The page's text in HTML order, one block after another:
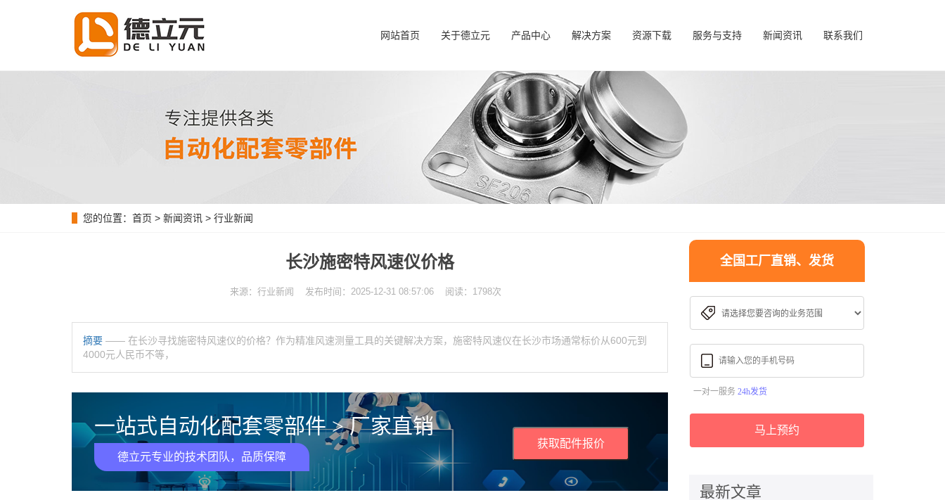
网站首页 关于德立元 产品中心 解决方案 资源下载 服务与支持 新闻资讯 联系我们
您的位置： 首页 > 新闻资讯 > 行业新闻
长沙施密特风速仪价格
来源：行业新闻 发布时间：2025-12-31 08:57:06 阅读：1798次
摘要 —— 在长沙寻找施密特风速仪的价格？作为精准风速测量工具的关键解决方案，施密特风速仪在长沙市场通常标价从600元到
4000元人民币不等，
一站式自动化配套零部件 > 厂家直销
德立元专业的技术团队，品质保障
获取配件报价
全国工厂直销、发货
一对一服务 24h发货
马上预约
最新文章